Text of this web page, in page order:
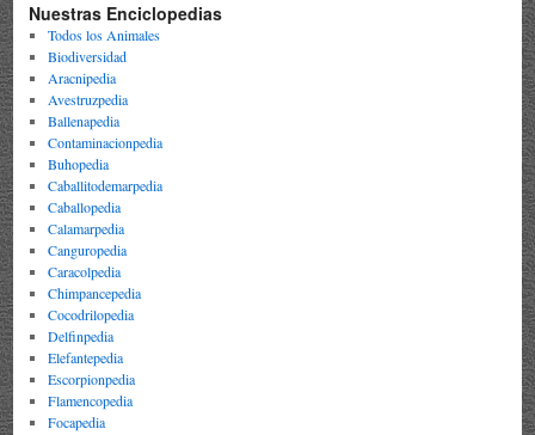
Nuestras Enciclopedias
Todos los Animales
Biodiversidad
Aracnipedia
Avestruzpedia
Ballenapedia
Contaminacionpedia
Buhopedia
Caballitodemarpedia
Caballopedia
Calamarpedia
Canguropedia
Caracolpedia
Chimpancepedia
Cocodrilopedia
Delfinpedia
Elefantepedia
Escorpionpedia
Flamencopedia
Focapedia